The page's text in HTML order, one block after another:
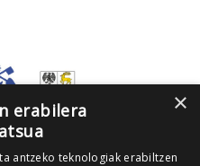
×
erabilera
antzeko teknologiak erabiltzen